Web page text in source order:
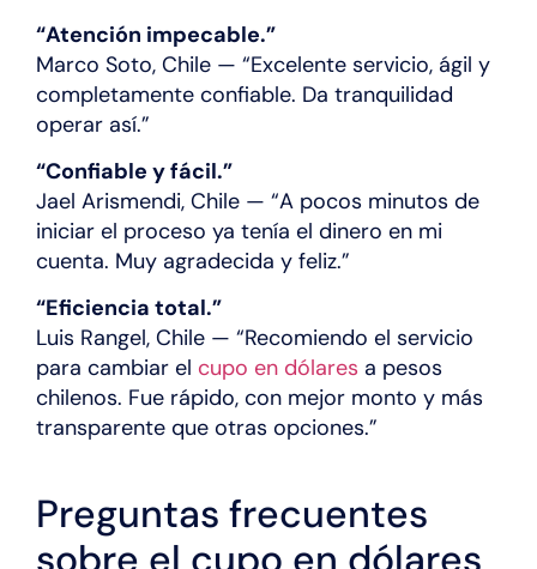
“Atención impecable.”
Marco Soto, Chile — “Excelente servicio, ágil y
completamente confiable. Da tranquilidad
operar así.”
“Confiable y fácil.”
Jael Arismendi, Chile — “A pocos minutos de
iniciar el proceso ya tenía el dinero en mi
cuenta. Muy agradecida y feliz.”
“Eficiencia total.”
Luis Rangel, Chile — “Recomiendo el servicio
para cambiar el cupo en dólares a pesos
chilenos. Fue rápido, con mejor monto y más
transparente que otras opciones.”
Preguntas frecuentes